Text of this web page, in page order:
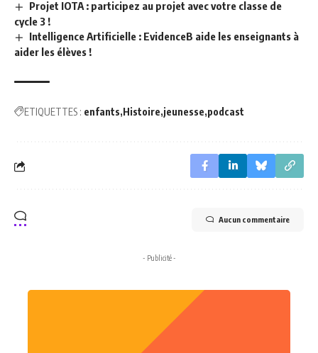
Projet IOTA : participez au projet avec votre classe de
cycle 3 !
Intelligence Artificielle : EvidenceB aide les enseignants à
aider les élèves !
ETIQUETTES : enfants Histoire jeunesse podcast
Aucun commentaire
- Publicité -